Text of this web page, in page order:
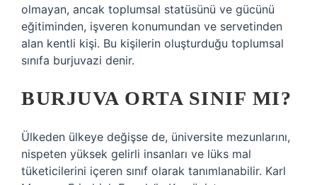
olmayan, ancak toplumsal statüsünü ve gücünü
eğitiminden, işveren konumundan ve servetinden
alan kentli kişi. Bu kişilerin oluşturduğu toplumsal
sınıfa burjuvazi denir.
BURJUVA ORTA SINIF MI?
Ülkeden ülkeye değişse de, üniversite mezunlarını,
nispeten yüksek gelirli insanları ve lüks mal
tüketicilerini içeren sınıf olarak tanımlanabilir. Karl